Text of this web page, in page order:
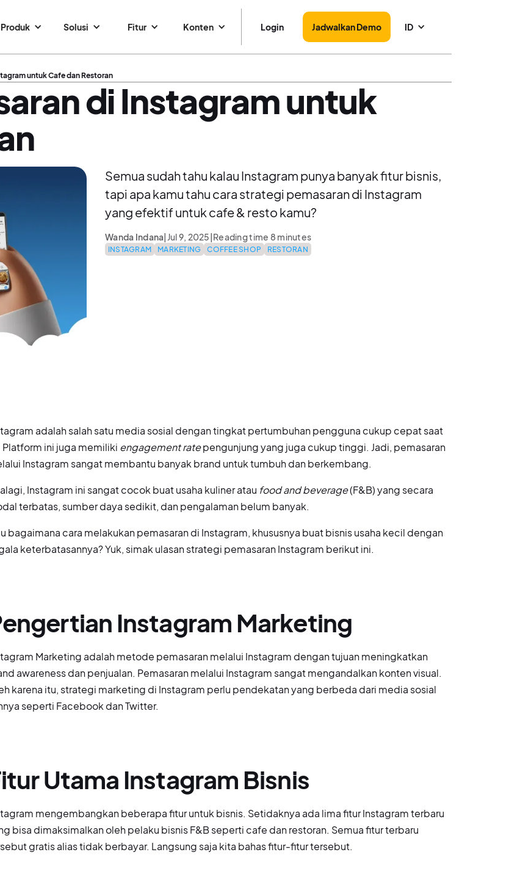
Produk Solusi Fitur Konten Login Jadwalkan Demo ID
untuk Cafe dan Restoran
di Instagram untuk
Semua sudah tahu kalau Instagram punya banyak fitur bisnis,
tapi apa kamu tahu cara strategi pemasaran di Instagram
yang efektif untuk cafe & resto kamu?
Wanda Indana| Jul 9, 2025|Reading time 8 minutes
INSTAGRAM MARKETING COFFEE SHOP RESTORAN
adalah salah satu media sosial dengan tingkat pertumbuhan pengguna cukup cepat saat
Platform ini juga memiliki engagement ratepengunjung yang juga cukup tinggi. Jadi, pemasaran
Instagram sangat membantu banyak brand untuk tumbuh dan berkembang.
Instagram ini sangat cocok buat usaha kuliner atau food and beverage(F&B) yang secara
terbatas, sumber daya sedikit, dan pengalaman belum banyak.
bagaimana cara melakukan pemasaran di Instagram, khususnya buat bisnis usaha kecil dengan
keterbatasannya? Yuk, simak ulasan strategi pemasaran Instagram berikut ini.
Instagram Marketing
Marketing adalah metode pemasaran melalui Instagram dengan tujuan meningkatkan
awareness dan penjualan. Pemasaran melalui Instagram sangat mengandalkan konten visual.
karena itu, strategi marketing di Instagram perlu pendekatan yang berbeda dari media sosial
seperti Facebook dan Twitter.
Utama Instagram Bisnis
mengembangkan beberapa fitur untuk bisnis. Setidaknya ada lima fitur Instagram terbaru
bisa dimaksimalkan oleh pelaku bisnis F&B seperti cafe dan restoran. Semua fitur terbaru
gratis alias tidak berbayar. Langsung saja kita bahas fitur-fitur tersebut.